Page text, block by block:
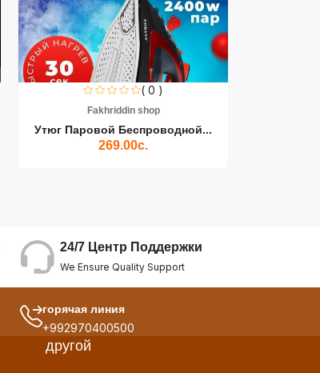
( 0 )
Fakhriddin shop
Утюг Паровой Беспроводной...
269.00с.
24/7 Центр Поддержки
We Ensure Quality Support
горячая линия
+992970400500
другой